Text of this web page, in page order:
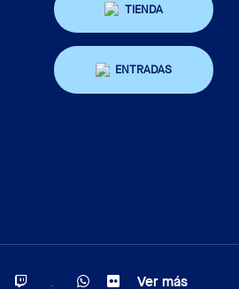
TIENDA
ENTRADAS
Ver más